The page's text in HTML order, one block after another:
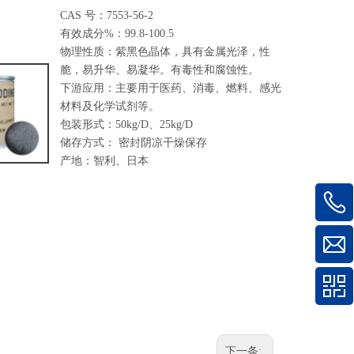
GOLDEN HIGHWAY MEXICO, S.DE R.L. DE C.V
GHW EUROCHEMICALS s.r.o.
NUOVOMONDO CHEMICALS PVT. LTD.
GHW (VIETNAM)CO.,LTD（越南）
CAS 号：7553-56-2
有效成分%：99.8-100.5
物理性质：紫黑色晶体，具有金属光泽，性
脆，易升华、易凝华。有毒性和腐蚀性。
下游应用：主要用于医药、消毒、燃料、感光
材料及化学试剂等。
包装形式：50kg/D、25kg/D
储存方式： 密封阴凉干燥保存
产地：智利、日本
下一条: